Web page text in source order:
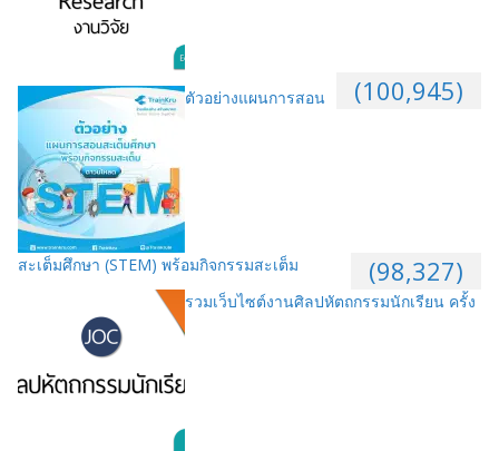
(100,945)
ตัวอย่างแผนการสอน
สะเต็มศึกษา (STEM) พร้อมกิจกรรมสะเต็ม (98,327)
รวมเว็บไซต์งานศิลปหัตถกรรมนักเรียน ครั้ง